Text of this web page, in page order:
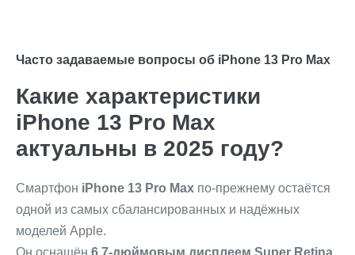
Часто задаваемые вопросы об iPhone 13 Pro Max
Какие характеристики
iPhone 13 Pro Max
актуальны в 2025 году?
Смартфон iPhone 13 Pro Max по-прежнему остаётся
одной из самых сбалансированных и надёжных
моделей Apple.
Он оснащён 6,7-дюймовым дисплеем Super Retina